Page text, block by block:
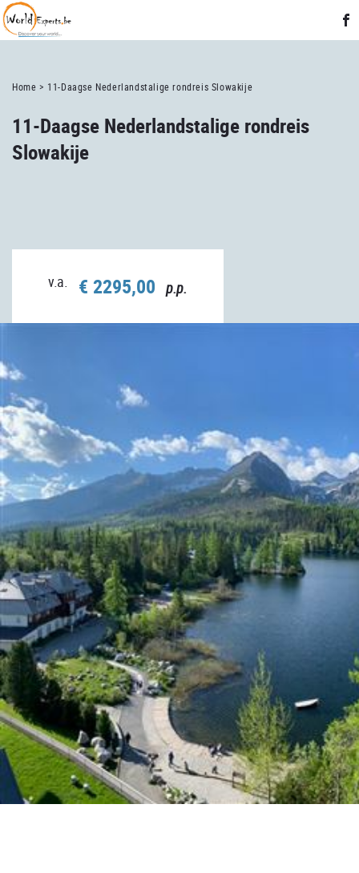
Home > 11-Daagse Nederlandstalige rondreis Slowakije
11-Daagse Nederlandstalige rondreis
Slowakije
v.a. € 2295,00 p.p.